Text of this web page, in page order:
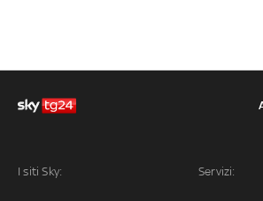
I siti Sky: Servizi: